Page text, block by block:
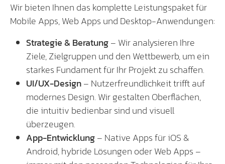
Wir bieten Ihnen das komplette Leistungspaket für
Mobile Apps, Web Apps und Desktop-Anwendungen:
Strategie & Beratung– Wir analysieren Ihre
Ziele, Zielgruppen und den Wettbewerb, um ein
starkes Fundament für Ihr Projekt zu schaffen.
UI/UX-Design– Nutzerfreundlichkeit trifft auf
modernes Design. Wir gestalten Oberflächen,
die intuitiv bedienbar sind und visuell
überzeugen.
App-Entwicklung– Native Apps für iOS &
Android, hybride Lösungen oder Web Apps –